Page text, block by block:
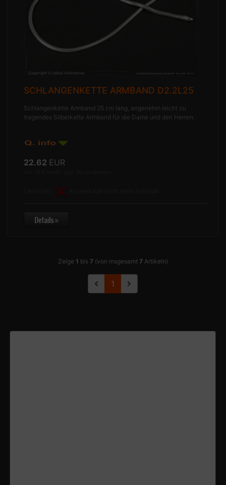
SCHLANGENKETTE ARMBAND D2.2L25
Schlangenkette Armband 25 cm lang, angenehm leicht zu
tragendes Silberkette Armband für die Dame und den Herren.
22.62 EUR
Zeige 1 bis 7(von insgesamt 7Artikeln)
1